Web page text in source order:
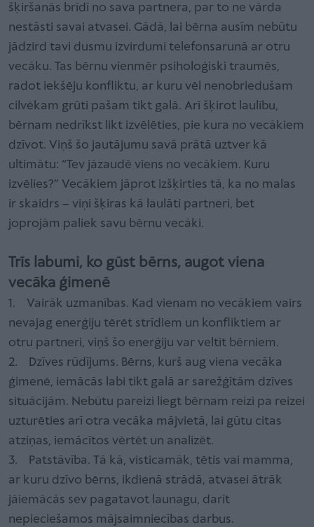
šķiršanās brīdī no sava partnera, par to ne vārda
nestāsti savai atvasei. Gādā, lai bērna ausīm nebūtu
jādzird tavi dusmu izvirdumi telefonsarunā ar otru
vecāku. Tas bērnu vienmēr psiholoģiski traumēs,
radot iekšēju konfliktu, ar kuru vēl nenobriedušam
cilvēkam grūti pašam tikt galā. Arī šķirot laulību,
bērnam nedrīkst likt izvēlēties, pie kura no vecākiem
dzīvot. Viņš šo jautājumu savā prātā uztver kā
ultimātu: “Tev jāzaudē viens no vecākiem. Kuru
izvēlies?” Vecākiem jāprot izšķirties tā, ka no malas
ir skaidrs – viņi šķiras kā laulāti partneri, bet
joprojām paliek savu bērnu vecāki.
Trīs labumi, ko gūst bērns, augot viena
vecāka ģimenē
1. Vairāk uzmanības. Kad vienam no vecākiem vairs
nevajag enerģiju tērēt strīdiem un konfliktiem ar
otru partneri, viņš šo enerģiju var veltīt bērniem.
2. Dzīves rūdījums. Bērns, kurš aug viena vecāka
ģimenē, iemācās labi tikt galā ar sarežģītām dzīves
situācijām. Nebūtu pareizi liegt bērnam reizi pa reizei
uzturēties arī otra vecāka mājvietā, lai gūtu citas
atziņas, iemācītos vērtēt un analizēt.
3. Patstāvība. Tā kā, visticamāk, tētis vai mamma,
ar kuru dzīvo bērns, ikdienā strādā, atvasei ātrāk
jāiemācās sev pagatavot launagu, darīt
nepieciešamos mājsaimniecības darbus.